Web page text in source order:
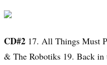
CD#2 17. All Things Must
& The Robotiks 19. Back